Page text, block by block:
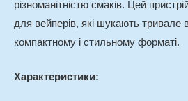
різноманітністю смаків. Цей
для вейперів, які шукають тривале
компактному і стильному форматі.
Характеристики: